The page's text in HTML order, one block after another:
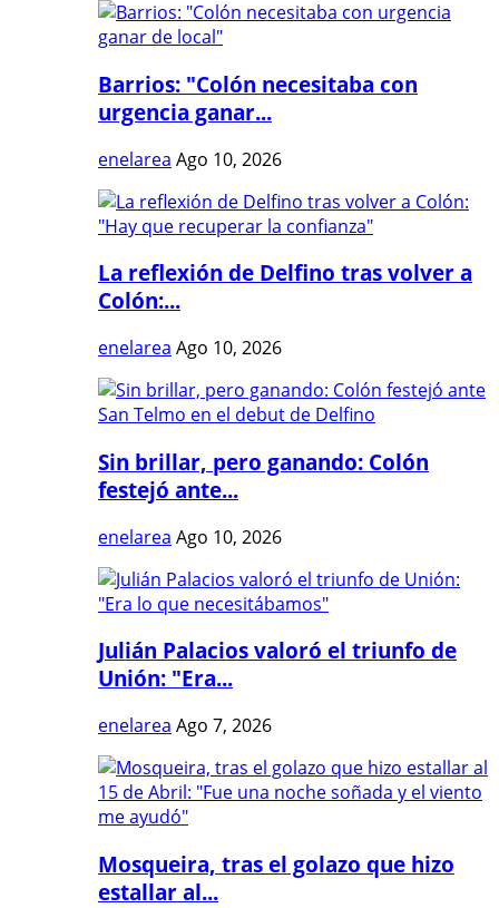
Barrios: "Colón necesitaba con
urgencia ganar...
enelarea Ago 10, 2026
La reflexión de Delfino tras volver a
Colón:...
enelarea Ago 10, 2026
Sin brillar, pero ganando: Colón
festejó ante...
enelarea Ago 10, 2026
Julián Palacios valoró el triunfo de
Unión: "Era...
enelarea Ago 7, 2026
Mosqueira, tras el golazo que hizo
estallar al...